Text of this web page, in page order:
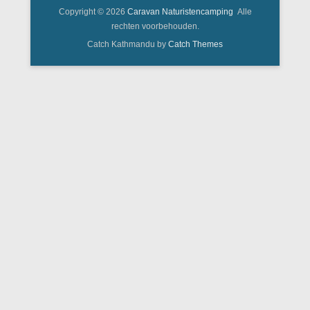
Copyright © 2026 Caravan Naturistencamping Alle
rechten voorbehouden.
Catch Kathmandu by Catch Themes